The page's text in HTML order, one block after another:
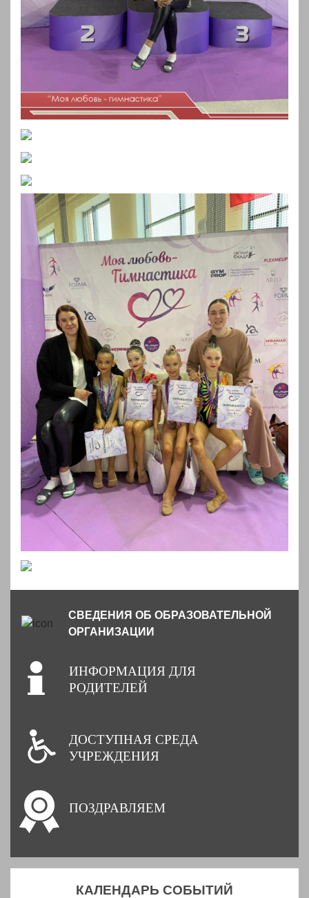
СВЕДЕНИЯ ОБ ОБРАЗОВАТЕЛЬНОЙ
ОРГАНИЗАЦИИ
ИНФОРМАЦИЯ ДЛЯ
РОДИТЕЛЕЙ
ДОСТУПНАЯ СРЕДА
УЧРЕЖДЕНИЯ
ПОЗДРАВЛЯЕМ
КАЛЕНДАРЬ СОБЫТИЙ